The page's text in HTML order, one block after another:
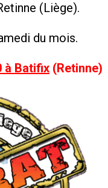
(Liège).
du mois.
à Batifix (Retinne)